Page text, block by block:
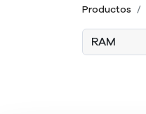
Productos